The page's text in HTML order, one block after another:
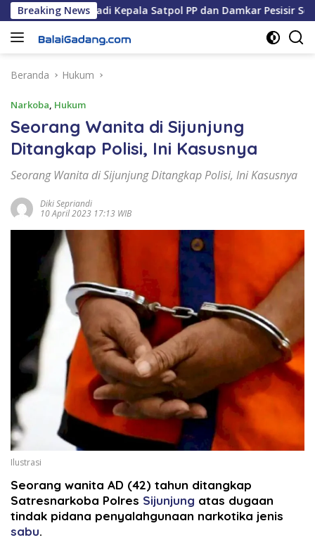
Langsung
ke
konten
Breaking News
S.STP Jadi Kepala Satpol PP dan Damkar Pesisir Selatan
Beranda Hukum
Narkoba, Hukum
Seorang Wanita di Sijunjung
Ditangkap Polisi, Ini Kasusnya
Seorang Wanita di Sijunjung Ditangkap Polisi, Ini Kasusnya
Diki Sepriandi
10 April 2023 17:13 WIB
Ilustrasi
Seorang wanita AD (42) tahun ditangkap
Satresnarkoba Polres Sijunjung atas dugaan
tindak pidana penyalahgunaan narkotika jenis
sabu.